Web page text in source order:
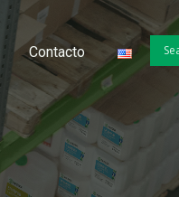
Contacto